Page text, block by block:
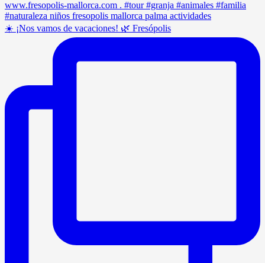
☀️ ¡Nos vamos de vacaciones! 🌿 Fresópolis